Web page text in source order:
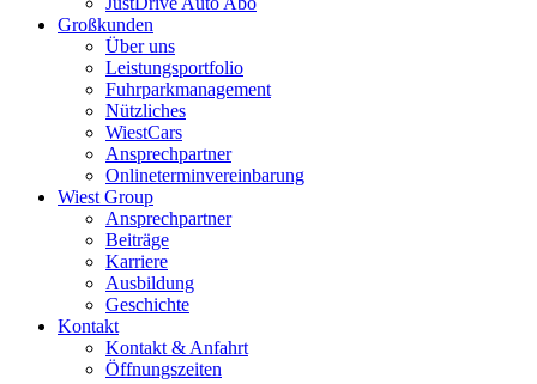
Großkunden
Über uns
Leistungsportfolio
Fuhrparkmanagement
Nützliches
WiestCars
Ansprechpartner
Onlineterminvereinbarung
Wiest Group
Ansprechpartner
Beiträge
Karriere
Ausbildung
Geschichte
Kontakt
Kontakt & Anfahrt
Öffnungszeiten